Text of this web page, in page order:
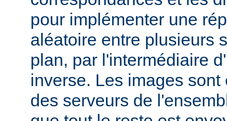
pour implémenter une
aléatoire entre plusieurs
plan, par l'intermédiaire
inverse. Les images
des serveurs de